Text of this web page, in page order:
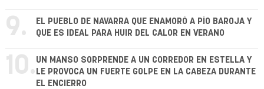
9.
EL PUEBLO DE NAVARRA QUE ENAMORÓ A PÍO BAROJA Y
QUE ES IDEAL PARA HUIR DEL CALOR EN VERANO
10. UN MANSO SORPRENDE A UN CORREDOR EN ESTELLA Y
LE PROVOCA UN FUERTE GOLPE EN LA CABEZA DURANTE
EL ENCIERRO